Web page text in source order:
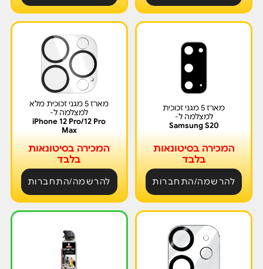
מארז 5 מגני זכוכית
למצלמה ל-
Samsung S20
המכירה בסיטונאות
בלבד
להרשמה/התחברות
מארז 5 מגני זכוכית מלא
למצלמה ל-
iPhone 12 Pro/12 Pro
Max
המכירה בסיטונאות
בלבד
להרשמה/התחברות